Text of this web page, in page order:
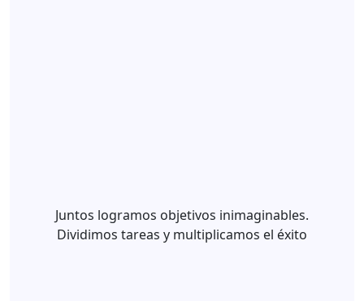
Juntos logramos objetivos inimaginables.
Dividimos tareas y multiplicamos el éxito